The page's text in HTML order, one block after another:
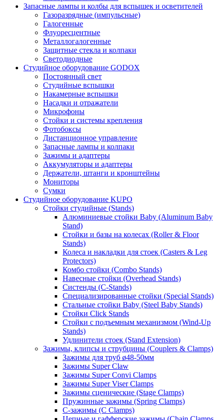
Запасные лампы и колбы для вспышек и осветителей
Газоразрядные (импульсные)
Галогенные
Флуоресцентные
Металлогалогенные
Защитные стекла и колпаки
Светодиодные
Студийное оборудование GODOX
Постоянный свет
Студийные вспышки
Накамерные вспышки
Насадки и отражатели
Микрофоны
Стойки и системы крепления
Фотобоксы
Дистанционное управление
Запасные лампы и колпаки
Зажимы и адаптеры
Аккумуляторы и адаптеры
Держатели, штанги и кронштейны
Мониторы
Сумки
Студийное оборудование KUPO
Стойки студийные (Stands)
Алюминиевые стойки Baby (Aluminum Baby
Stand)
Стойки и базы на колесах (Roller & Floor
Stands)
Колеса и накладки для стоек (Casters & Leg
Protectors)
Комбо стойки (Combo Stands)
Навесные стойки (Overhead Stands)
Систенды (C-Stands)
Специализированные стойки (Special Stands)
Стальные стойки Baby (Steel Baby Stands)
Стойки Click Stands
Стойки с подъемным механизмом (Wind-Up
Stands)
Удлинители стоек (Stand Extension)
Зажимы, клипсы и струбцины (Couplers & Clamps)
Зажимы для труб ø48-50мм
Зажимы Super Claw
Зажимы Super Convi Clamps
Зажимы Super Viser Clamps
Зажимы сценические (Stage Clamps)
Пружинные зажимы (Spring Clamps)
С-зажимы (C Clamps)